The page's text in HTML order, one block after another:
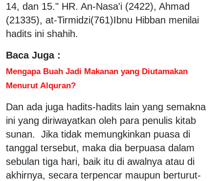
14, dan 15." HR. An-Nasa'i (2422), Ahmad
(21335), at-Tirmidzi(761)Ibnu Hibban menilai
hadits ini shahih.
Baca Juga :
Mengapa Buah Jadi Makanan yang Diutamakan
Menurut Alquran?
Dan ada juga hadits-hadits lain yang semakna
ini yang diriwayatkan oleh para penulis kitab
sunan. Jika tidak memungkinkan puasa di
tanggal tersebut, maka dia berpuasa dalam
sebulan tiga hari, baik itu di awalnya atau di
akhirnya, secara terpencar maupun berturut-